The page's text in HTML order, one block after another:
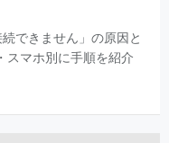
できません」の原因と
スマホ別に手順を紹介